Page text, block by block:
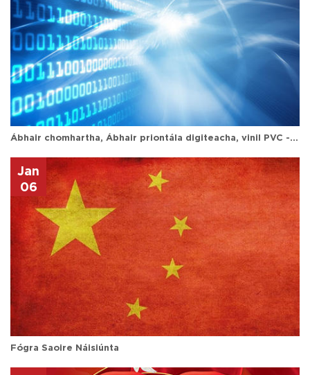
Ábhair chomhartha, Ábhair priontála digiteacha, vinil PVC - Shanghai Hanker
Jan
06
Fógra Saoire Náisiúnta